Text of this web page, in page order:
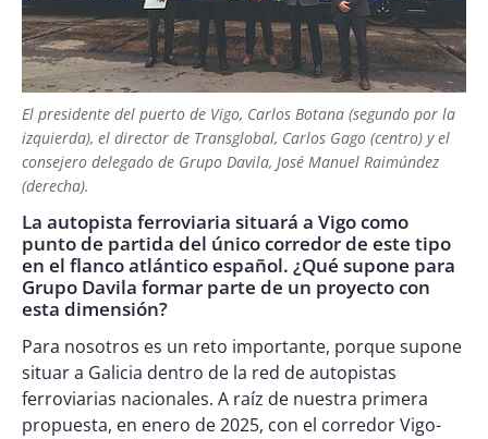
El presidente del puerto de Vigo, Carlos Botana (segundo por la
izquierda), el director de Transglobal, Carlos Gago (centro) y el
consejero delegado de Grupo Davila, José Manuel Raimúndez
(derecha).
La autopista ferroviaria situará a Vigo como
punto de partida del único corredor de este tipo
en el flanco atlántico español. ¿Qué supone para
Grupo Davila formar parte de un proyecto con
esta dimensión?
Para nosotros es un reto importante, porque supone
situar a Galicia dentro de la red de autopistas
ferroviarias nacionales. A raíz de nuestra primera
propuesta, en enero de 2025, con el corredor Vigo-